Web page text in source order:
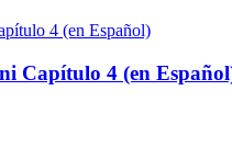
Capítulo 4 (en